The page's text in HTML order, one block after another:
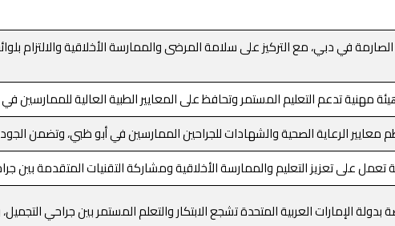
في دبي، مع التركيز على سلامة المرضى والممارسة الأخلاقية والالتزام
مهنية تدعم التعليم المستمر وتحافظ على المعايير الطبية العالية للممارسين
معايير الرعاية الصحية والشهادات للجراحين الممارسين في أبو ظبي، وتضمن
تعمل على تعزيز التعليم والممارسة الأخلاقية ومشاركة التقنيات المتقدمة بين
الإمارات العربية المتحدة تشجع الابتكار والتعلم المستمر بين جراحي